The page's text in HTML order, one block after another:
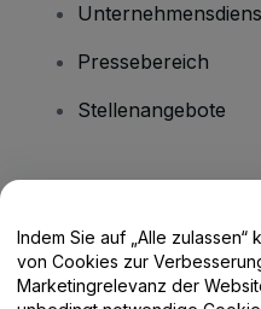
Pressebereich
Stellenangebote
Hilfe-Center /
Indem Sie auf „Alle
von Cookies zur
Marketingrelevanz der Website zu. Ansonsten